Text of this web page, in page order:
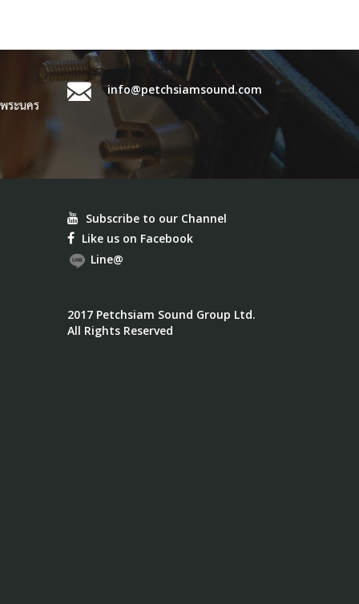
ระนคร
info@petchsiamsound.com
Subscribe to our Channel
Like us on Facebook
Line@
2017 Petchsiam Sound Group Ltd.
All Rights Reserved